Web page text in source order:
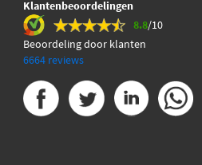
Klantenbeoordelingen
8.8/10
Beoordeling door klanten
6664 reviews